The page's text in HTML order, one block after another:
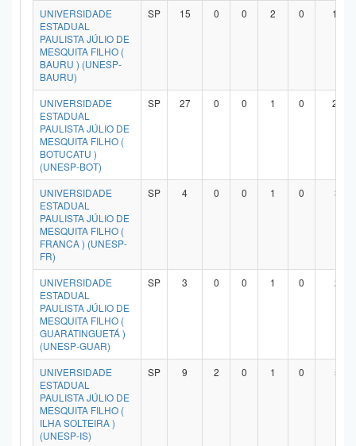
UNIVERSIDADE
ESTADUAL
PAULISTA JÚLIO DE
MESQUITA FILHO (
BAURU ) (UNESP-
BAURU)
SP 15 0 0 2 0 12
UNIVERSIDADE
ESTADUAL
PAULISTA JÚLIO DE
MESQUITA FILHO (
BOTUCATU )
(UNESP-BOT)
SP 27 0 0 1 0 23
UNIVERSIDADE
ESTADUAL
PAULISTA JÚLIO DE
MESQUITA FILHO (
FRANCA ) (UNESP-
FR)
SP 4 0 0 1 0 3
UNIVERSIDADE
ESTADUAL
PAULISTA JÚLIO DE
MESQUITA FILHO (
GUARATINGUETÁ )
(UNESP-GUAR)
SP 3 0 0 1 0 2
UNIVERSIDADE
ESTADUAL
PAULISTA JÚLIO DE
MESQUITA FILHO (
ILHA SOLTEIRA )
(UNESP-IS)
SP 9 2 0 1 0 5